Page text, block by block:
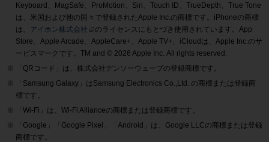
Keyboard、MagSafe、ProMotion、Siri、Touch ID、TrueDepth、True Tone
は、米国および他の国々で登録されたApple Inc.の商標です。iPhoneの商標
は、 アイホン株式会社
のライセンスにもとづき使用されています。App
Store、Apple Arcade、AppleCare+、Apple TV+、iCloudは、Apple Inc.のサ
ービスマークです。TM and © 2026 Apple Inc. All rights reserved.
「QRコード」は、株式会社デンソーウェーブの登録商標です。
「Samsung Galaxy」はSamsung Electronics Co.,Ltd. の商標または登録商
標です。
「Wi-Fi」は、Wi-Fi Allianceの商標または登録商標です。
「Google」「Google Pixel」「Android」は、Google LLCの商標または登録
商標です。